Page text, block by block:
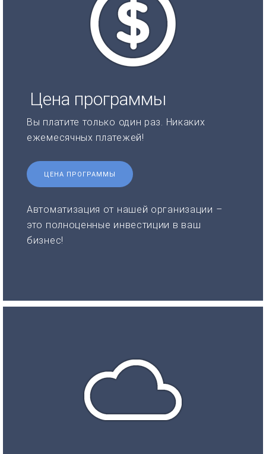
Цена программы
Вы платите только один раз. Никаких
ежемесячных платежей!
ЦЕНА ПРОГРАММЫ
Автоматизация от нашей организации –
это полноценные инвестиции в ваш
бизнес!